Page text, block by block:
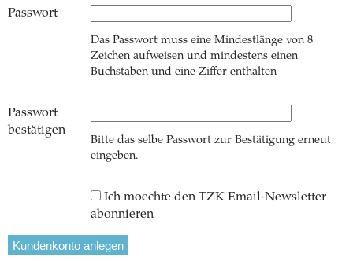
Passwort
Das Passwort muss eine Mindestlänge von 8
Zeichen aufweisen und mindestens einen
Buchstaben und eine Ziffer enthalten
Passwort
bestätigen
Bitte das selbe Passwort zur Bestätigung erneut
eingeben.
Ich moechte den TZK Email-Newsletter
abonnieren